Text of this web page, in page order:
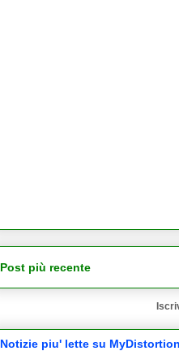
Post più recente
Notizie piu' lette su